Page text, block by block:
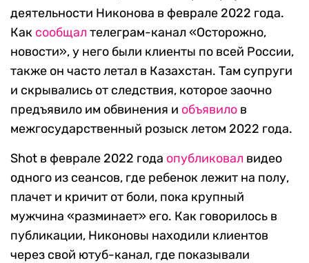
деятельности Никонова в феврале 2022 года.
Как сообщал телеграм-канал «Осторожно,
новости», у него были клиенты по всей России,
также он часто летал в Казахстан. Там супруги
и скрывались от следствия, которое заочно
предъявило им обвинения и объявило в
межгосударственный розыск летом 2022 года.
Shot в феврале 2022 года опубликовал видео
одного из сеансов, где ребенок лежит на полу,
плачет и кричит от боли, пока крупный
мужчина «разминает» его. Как говорилось в
публикации, Никоновы находили клиентов
через свой ютуб-канал, где показывали